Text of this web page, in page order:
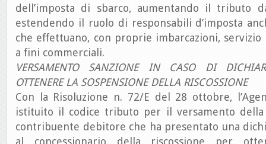
dell’imposta di sbarco, aumentando il tributo
estendendo il ruolo di responsabili d’imposta
che effettuano, con proprie imbarcazioni,
a fini commerciali.
VERSAMENTO SANZIONE IN CASO DI
OTTENERE LA SOSPENSIONE DELLA RISCOSSIONE
Con la Risoluzione n. 72/E del 28 ottobre,
istituito il codice tributo per il versamento della
contribuente debitore che ha presentato una
al concessionario della riscossione per